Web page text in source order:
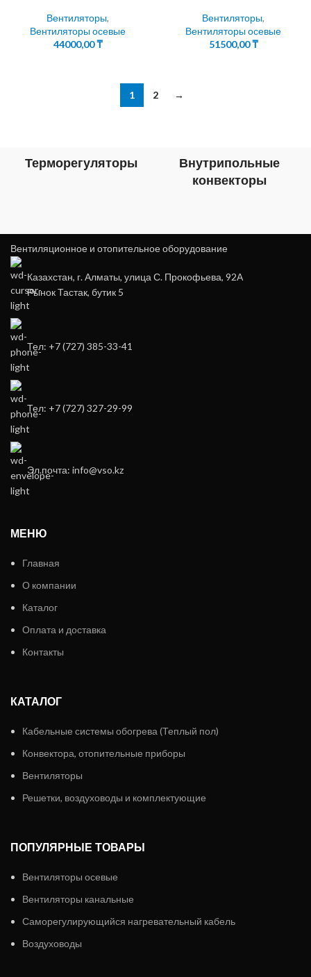
Вентиляторы,
Вентиляторы осевые
44000,00₸
Вентиляторы,
Вентиляторы осевые
51500,00₸
1 2 →
Терморегуляторы
Внутрипольные
конвекторы
Вентиляционное и отопительное оборудование
Казахстан, г. Алматы, улица С. Прокофьева, 92А
Рынок Тастак, бутик 5
Тел: +7 (727) 385-33-41
Тел: +7 (727) 327-29-99
Эл.почта: info@vso.kz
МЕНЮ
Главная
О компании
Каталог
Оплата и доставка
Контакты
КАТАЛОГ
Кабельные системы обогрева (Теплый пол)
Конвектора, отопительные приборы
Вентиляторы
Решетки, воздуховоды и комплектующие
ПОПУЛЯРНЫЕ ТОВАРЫ
Вентиляторы осевые
Вентиляторы канальные
Саморегулирующийся нагревательный кабель
Воздуховоды